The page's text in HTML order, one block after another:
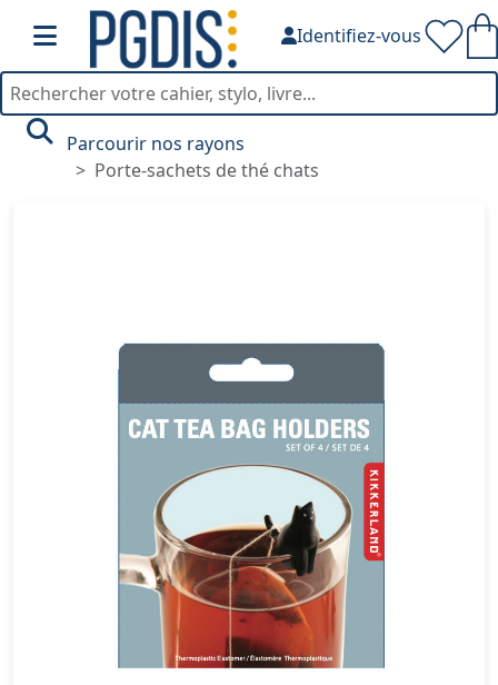
Identifiez-vous
Parcourir nos rayons
Porte-sachets de thé chats